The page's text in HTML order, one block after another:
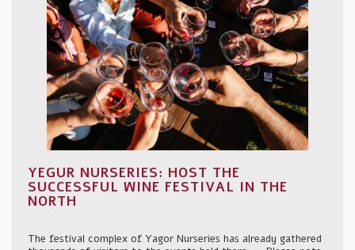
YEGUR NURSERIES: HOST THE
SUCCESSFUL WINE FESTIVAL IN THE
NORTH
The festival complex of Yagor Nurseries has already gathered